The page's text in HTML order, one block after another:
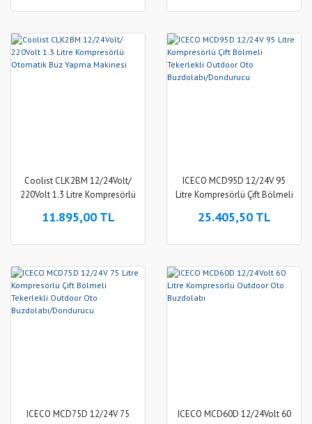
Coolist CLK2BM 12/24Volt/
220Volt 1.3 Litre Kompresörlü
11.895,00 TL
ICECO MCD95D 12/24V 95
Litre Kompresörlü Çift Bölmeli
Buzdolabı/Dondurucu
25.405,50 TL
ICECO MCD75D 12/24V 75
ICECO MCD60D 12/24Volt 60